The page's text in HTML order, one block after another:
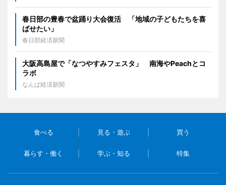
春日部の豊春で盆踊り大会復活 「地域の子どもたちを喜
ばせたい」
春日部経済新聞
大阪高島屋で「なつやすみフェスタ」 南海やPeachとコ
ラボ
なんば経済新聞
食べる 見る・遊ぶ 買う
暮らす・働く 学ぶ・知る 特集